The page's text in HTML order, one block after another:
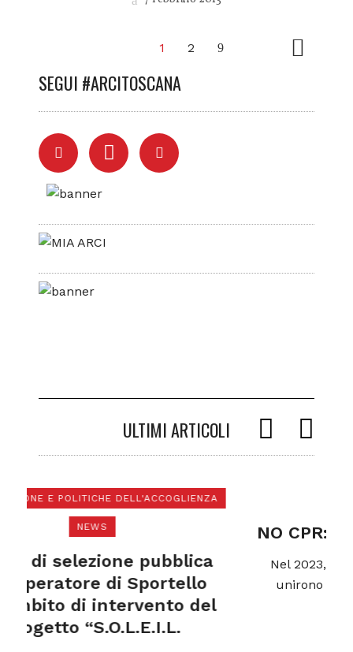
1 2
SEGUI #ARCITOSCANA
ULTIMI ARTICOLI
NEWS
NO CPR: nè ad Aulla nè Altrove
Nel 2023, alcune associazioni toscane si
unirono per contrastare la volontà del
governo Meloni di
2 mesi ago